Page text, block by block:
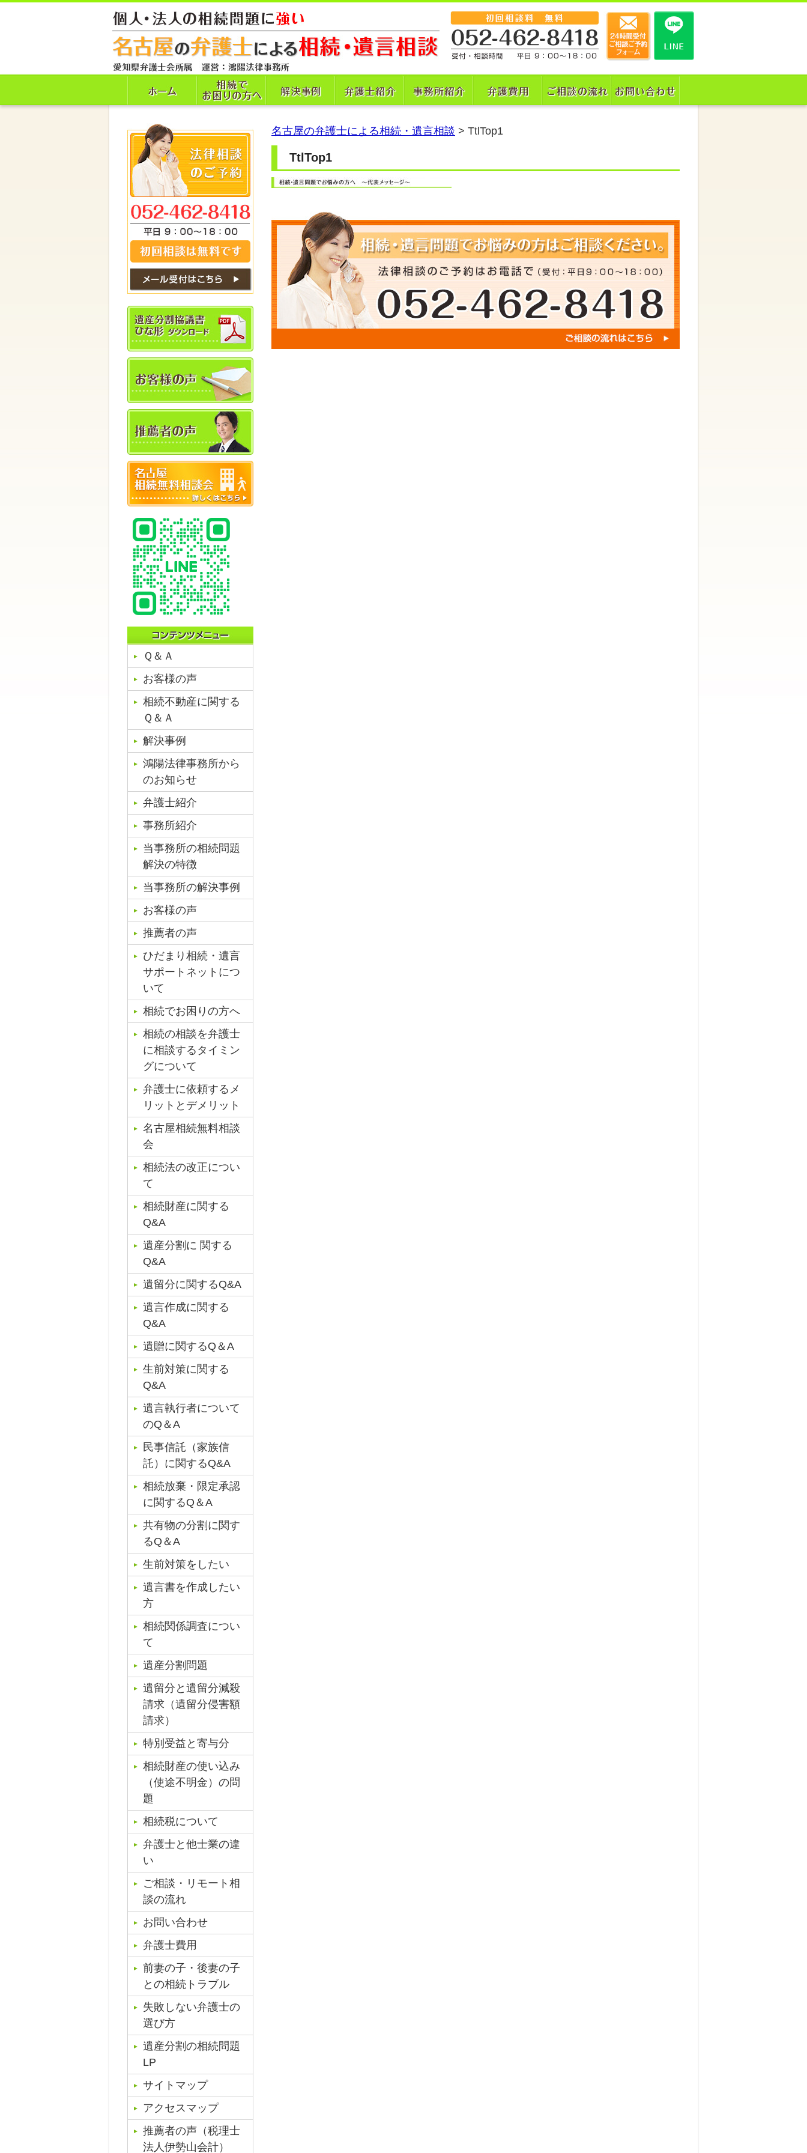
名古屋の弁護士による相続・遺言相談 > TtlTop1
TtlTop1
Ｑ＆Ａ
お客様の声
相続不動産に関する
Ｑ＆Ａ
解決事例
鴻陽法律事務所から
のお知らせ
弁護士紹介
事務所紹介
当事務所の相続問題
解決の特徴
当事務所の解決事例
お客様の声
推薦者の声
ひだまり相続・遺言
サポートネットにつ
いて
相続でお困りの方へ
相続の相談を弁護士
に相談するタイミン
グについて
弁護士に依頼するメ
リットとデメリット
名古屋相続無料相談
会
相続法の改正につい
て
相続財産に関する
Q&A
遺産分割に 関する
Q&A
遺留分に関するQ&A
遺言作成に関する
Q&A
遺贈に関するQ＆A
生前対策に関する
Q&A
遺言執行者について
のQ＆A
民事信託（家族信
託）に関するQ&A
相続放棄・限定承認
に関するQ＆A
共有物の分割に関す
るQ＆A
生前対策をしたい
遺言書を作成したい
方
相続関係調査につい
て
遺産分割問題
遺留分と遺留分減殺
請求（遺留分侵害額
請求）
特別受益と寄与分
相続財産の使い込み
（使途不明金）の問
題
相続税について
弁護士と他士業の違
い
ご相談・リモート相
談の流れ
お問い合わせ
弁護士費用
前妻の子・後妻の子
との相続トラブル
失敗しない弁護士の
選び方
遺産分割の相続問題
LP
サイトマップ
アクセスマップ
推薦者の声（税理士
法人伊勢山会計）